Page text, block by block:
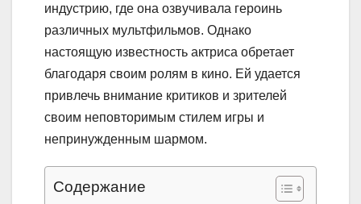
индустрию, где она озвучивала героинь
различных мультфильмов. Однако
настоящую известность актриса обретает
благодаря своим ролям в кино. Ей удается
привлечь внимание критиков и зрителей
своим неповторимым стилем игры и
непринужденным шармом.
Содержание